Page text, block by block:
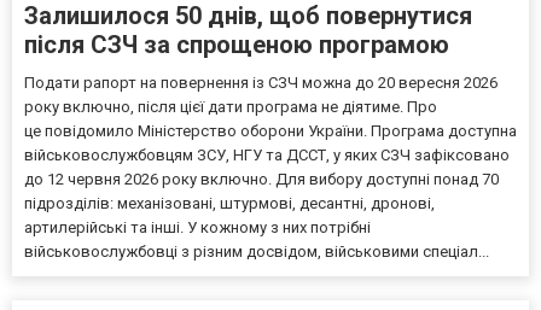
Залишилося 50 днів, щоб повернутися
після СЗЧ за спрощеною програмою
Подати рапорт на повернення із СЗЧ можна до 20 вересня 2026
року включно, після цієї дати програма не діятиме. Про
це повідомило Міністерство оборони України. Програма доступна
військовослужбовцям ЗСУ, НГУ та ДССТ, у яких СЗЧ зафіксовано
до 12 червня 2026 року включно. Для вибору доступні понад 70
підрозділів: механізовані, штурмові, десантні, дронові,
артилерійські та інші. У кожному з них потрібні
військовослужбовці з різним досвідом, військовими спеціал...